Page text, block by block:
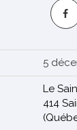
5
Le
414